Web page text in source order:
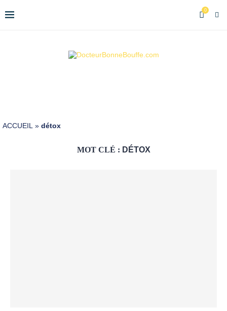
0
ACCUEIL » détox
MOT CLÉ : DÉTOX